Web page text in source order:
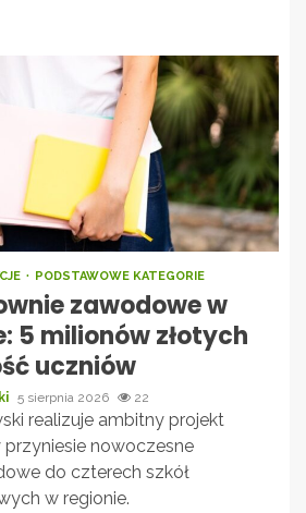
PODSTAWOWE KATEGORIE
zawodowe w
5 milionów złotych
uczniów
5 sierpnia 2026 22
realizuje ambitny projekt
przyniesie nowoczesne
do czterech szkół
w regionie.